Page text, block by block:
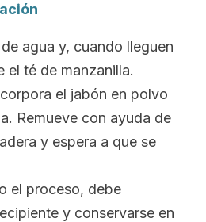
agua y, cuando lleguen
el té de manzanilla.
el jabón en polvo
Remueve con ayuda de
y espera a que se
el proceso, debe
y conservarse en